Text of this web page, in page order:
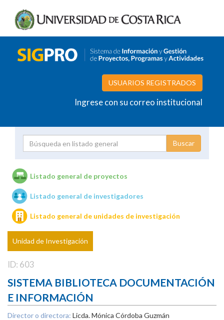
USUARIOS REGISTRADOS
Ingrese con su correo institucional
Unidades de investigación
Listado general de proyectos
Listado general de investigadores
Listado general de unidades de investigación
Unidad de Investigación
ID: 603
SISTEMA BIBLIOTECA DOCUMENTACIÓN
E INFORMACIÓN
Director o directora: Licda. Mónica Córdoba Guzmán